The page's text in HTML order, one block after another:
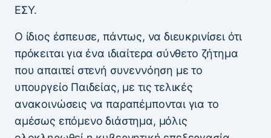
ΕΣΥ.
Ο ίδιος έσπευσε, πάντως, να διευκρινίσει ότι
πρόκειται για ένα ιδιαίτερα σύνθετο ζήτημα
που απαιτεί στενή συνεννόηση με το
υπουργείο Παιδείας, με τις τελικές
ανακοινώσεις να παραπέμπονται για το
αμέσως επόμενο διάστημα, μόλις